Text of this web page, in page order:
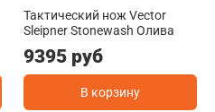
Тактический нож Vector
Sleipner Stonewash Олива
9395 руб
В корзину